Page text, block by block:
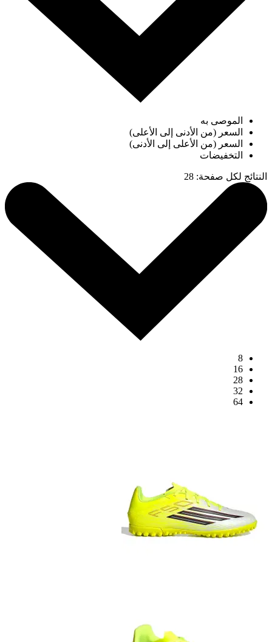
الموصى به
السعر (من الأدنى إلى الأعلى)
السعر (من الأعلى إلى الأدنى)
التخفيضات
النتائج لكل صفحة:
28
8
16
28
32
64